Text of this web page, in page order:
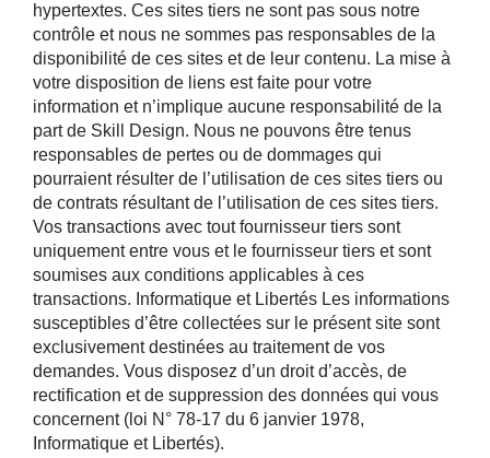
hypertextes. Ces sites tiers ne sont pas sous notre
contrôle et nous ne sommes pas responsables de la
disponibilité de ces sites et de leur contenu. La mise à
votre disposition de liens est faite pour votre
information et n’implique aucune responsabilité de la
part de Skill Design. Nous ne pouvons être tenus
responsables de pertes ou de dommages qui
pourraient résulter de l’utilisation de ces sites tiers ou
de contrats résultant de l’utilisation de ces sites tiers.
Vos transactions avec tout fournisseur tiers sont
uniquement entre vous et le fournisseur tiers et sont
soumises aux conditions applicables à ces
transactions. Informatique et Libertés Les informations
susceptibles d’être collectées sur le présent site sont
exclusivement destinées au traitement de vos
demandes. Vous disposez d’un droit d’accès, de
rectification et de suppression des données qui vous
concernent (loi N° 78-17 du 6 janvier 1978,
Informatique et Libertés).